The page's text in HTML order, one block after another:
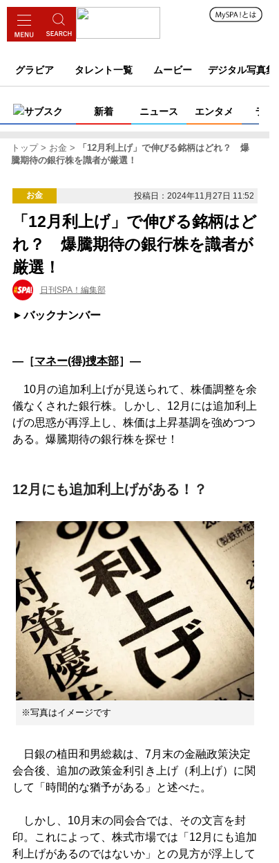
グラビア タレント一覧 ムービー デジタル写真集
サブスク 新着 ニュース エンタメ ライフ
トップ お金
「12月利上げ」で伸びる銘柄はどれ？ 爆
騰期待の銀行株を識者が厳選！
お金 投稿日：2024年11月27日 11:52
「12月利上げ」で伸びる銘柄はど
れ？ 爆騰期待の銀行株を識者が
厳選！
日刊SPA！編集部
バックナンバー
―［マネー(得)捜本部］―
10月の追加利上げが見送られて、株価調整を余
儀なくされた銀行株。しかし、12月には追加利上
げの思惑が再浮上し、株価は上昇基調を強めつつ
ある。爆騰期待の銀行株を探せ！
12月にも追加利上げがある！？
※写真はイメージです
日銀の植田和男総裁は、7月末の金融政策決定
会合後、追加の政策金利引き上げ（利上げ）に関
して「時間的な猶予がある」と述べた。
しかし、10月末の同会合では、その文言を封
印。これによって、株式市場では「12月にも追加
利上げがあるのではないか」との見方が浮上して